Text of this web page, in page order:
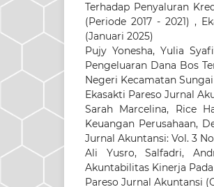
Terhadap Penyaluran
(Periode 2017 - 2021),
(Januari 2025)
Pujy Yonesha, Yulia
Pengeluaran Dana Bos
Negeri Kecamatan
Ekasakti Pareso Jurnal
Sarah Marcelina, Rice
Keuangan Perusahaan,
Jurnal Akuntansi: Vol. 3
Ali Yusro, Salfadri,
Akuntabilitas Kinerja
Pareso Jurnal Akuntansi